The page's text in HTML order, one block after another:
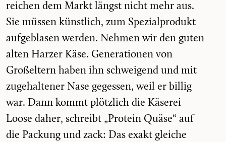
reichen dem Markt längst nicht mehr aus.
Sie müssen künstlich, zum Spezialprodukt
aufgeblasen werden. Nehmen wir den guten
alten Harzer Käse. Generationen von
Großeltern haben ihn schweigend und mit
zugehaltener Nase gegessen, weil er billig
war. Dann kommt plötzlich die Käserei
Loose daher, schreibt „Protein Quäse“ auf
die Packung und zack: Das exakt gleiche